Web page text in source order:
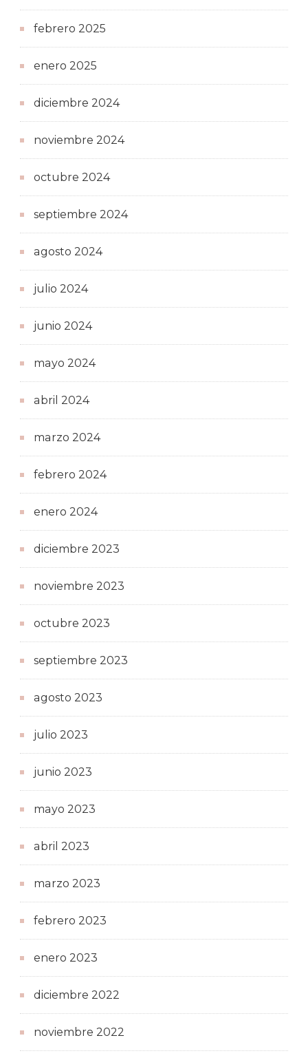
febrero 2025
enero 2025
diciembre 2024
noviembre 2024
octubre 2024
septiembre 2024
agosto 2024
julio 2024
junio 2024
mayo 2024
abril 2024
marzo 2024
febrero 2024
enero 2024
diciembre 2023
noviembre 2023
octubre 2023
septiembre 2023
agosto 2023
julio 2023
junio 2023
mayo 2023
abril 2023
marzo 2023
febrero 2023
enero 2023
diciembre 2022
noviembre 2022